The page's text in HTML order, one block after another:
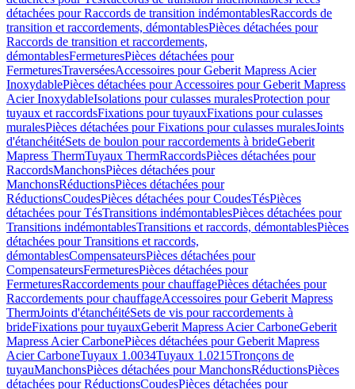
détachées pour Raccords de transition indémontablesRaccords de
transition et raccordements, démontablesPièces détachées pour
Raccords de transition et raccordements,
démontablesFermeturesPièces détachées pour
FermeturesTraverséesAccessoires pour Geberit Mapress Acier
InoxydablePièces détachées pour Accessoires pour Geberit Mapress
Acier InoxydableIsolations pour culasses muralesProtection pour
tuyaux et raccordsFixations pour tuyauxFixations pour culasses
muralesPièces détachées pour Fixations pour culasses muralesJoints
d'étanchéitéSets de boulon pour raccordements à brideGeberit
Mapress ThermTuyaux ThermRaccordsPièces détachées pour
RaccordsManchonsPièces détachées pour
ManchonsRéductionsPièces détachées pour
RéductionsCoudesPièces détachées pour CoudesTésPièces
détachées pour TésTransitions indémontablesPièces détachées pour
Transitions indémontablesTransitions et raccords, démontablesPièces
détachées pour Transitions et raccords,
démontablesCompensateursPièces détachées pour
CompensateursFermeturesPièces détachées pour
FermeturesRaccordements pour chauffagePièces détachées pour
Raccordements pour chauffageAccessoires pour Geberit Mapress
ThermJoints d'étanchéitéSets de vis pour raccordements à
brideFixations pour tuyauxGeberit Mapress Acier CarboneGeberit
Mapress Acier CarbonePièces détachées pour Geberit Mapress
Acier CarboneTuyaux 1.0034Tuyaux 1.0215Tronçons de
tuyauManchonsPièces détachées pour ManchonsRéductionsPièces
détachées pour RéductionsCoudesPièces détachées pour